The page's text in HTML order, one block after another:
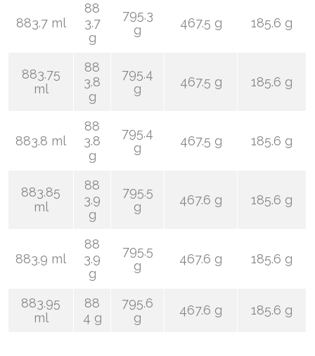
883.7 ml
88
3.7
g
795.3
g
467.5 g 185.6 g
883.75
ml
88
3.8
g
795.4
g
467.5 g 185.6 g
883.8 ml
88
3.8
g
795.4
g
467.5 g 185.6 g
883.85
ml
88
3.9
g
795.5
g
467.6 g 185.6 g
883.9 ml
88
3.9
g
795.5
g
467.6 g 185.6 g
883.95
ml
88
4 g
795.6
g
467.6 g 185.6 g